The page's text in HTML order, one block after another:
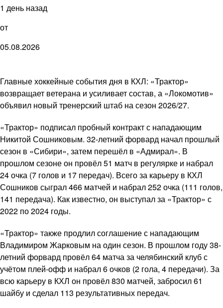
1 день назад
от
05.08.2026
Главные хоккейные события дня в КХЛ: «Трактор»
возвращает ветерана и усиливает состав, а «Локомотив»
объявил новый тренерский штаб на сезон 2026/27.
«Трактор» подписал пробный контракт с нападающим
Никитой Сошниковым. 32-летний форвард начал прошлый
сезон в «Сибири», затем перешёл в «Адмирал». В
прошлом сезоне он провёл 51 матч в регулярке и набрал
24 очка (7 голов и 17 передач). Всего за карьеру в КХЛ
Сошников сыграл 466 матчей и набрал 252 очка (111 голов,
141 передача). Как известно, он выступал за «Трактор» с
2022 по 2024 годы.
«Трактор» также продлил соглашение с нападающим
Владимиром Жарковым на один сезон. В прошлом году 38-
летний форвард провёл 64 матча за челябинский клуб с
учётом плей-офф и набрал 6 очков (2 гола, 4 передачи). За
всю карьеру в КХЛ он провёл 830 матчей, забросил 61
шайбу и сделал 113 результативных передач.